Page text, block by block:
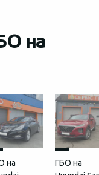
на
на
ГБО на